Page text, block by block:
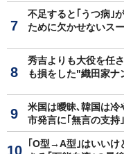
不足すると｢うつ病｣
ために欠かせないス
秀吉よりも大役を任
も損をした"織田家
米国は曖昧､韓国は
市発言に｢無言の支持
｢O型→A型｣はいい